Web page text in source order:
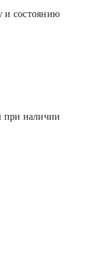
и состоянию
при наличии